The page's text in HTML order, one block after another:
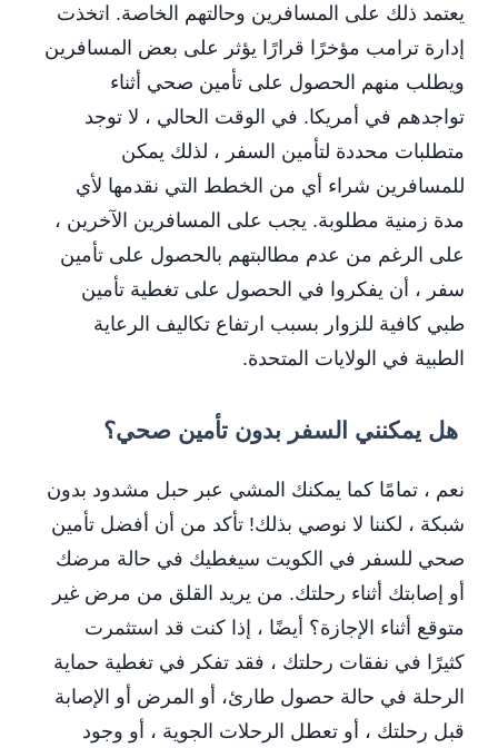
يعتمد ذلك على المسافرين وحالتهم الخاصة. اتخذت
إدارة ترامب مؤخرًا قرارًا يؤثر على بعض المسافرين
ويطلب منهم الحصول على تأمين صحي أثناء
تواجدهم في أمريكا. في الوقت الحالي ، لا توجد
متطلبات محددة لتأمين السفر ، لذلك يمكن
للمسافرين شراء أي من الخطط التي نقدمها لأي
مدة زمنية مطلوبة. يجب على المسافرين الآخرين ،
على الرغم من عدم مطالبتهم بالحصول على تأمين
سفر ، أن يفكروا في الحصول على تغطية تأمين
طبي كافية للزوار بسبب ارتفاع تكاليف الرعاية
الطبية في الولايات المتحدة.
هل يمكنني السفر بدون تأمين صحي؟
نعم ، تمامًا كما يمكنك المشي عبر حبل مشدود بدون
شبكة ، لكننا لا نوصي بذلك! تأكد من أن أفضل تأمين
صحي للسفر في الكويت سيغطيك في حالة مرضك
أو إصابتك أثناء رحلتك. من يريد القلق من مرض غير
متوقع أثناء الإجازة؟ أيضًا ، إذا كنت قد استثمرت
كثيرًا في نفقات رحلتك ، فقد تفكر في تغطية حماية
الرحلة في حالة حصول طارئ، أو المرض أو الإصابة
قبل رحلتك ، أو تعطل الرحلات الجوية ، أو وجود